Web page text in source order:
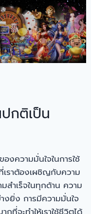
กติเป็น
งความมั่นใจในการใช้
ราต้องเผชิญกับความ
สำเร็จในทุกด้าน ความ
งยิ่ง การมีความมั่นใจ